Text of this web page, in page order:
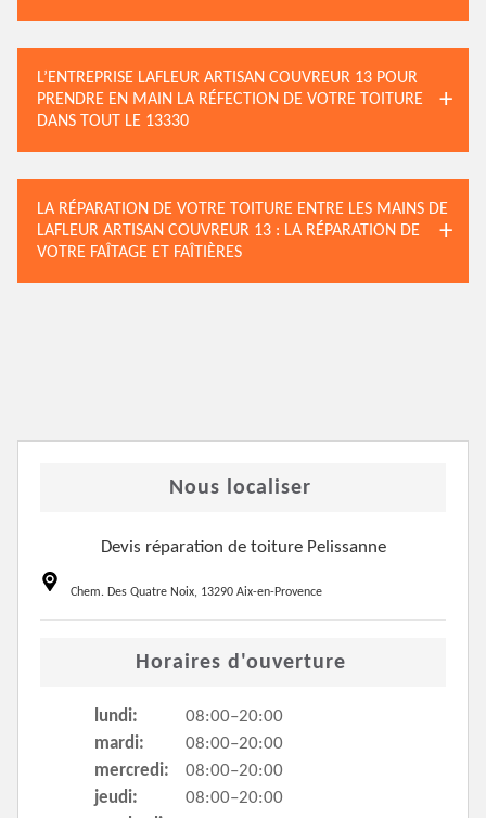
L’ENTREPRISE LAFLEUR ARTISAN COUVREUR 13 POUR
PRENDRE EN MAIN LA RÉFECTION DE VOTRE TOITURE
DANS TOUT LE 13330
LA RÉPARATION DE VOTRE TOITURE ENTRE LES MAINS DE
LAFLEUR ARTISAN COUVREUR 13 : LA RÉPARATION DE
VOTRE FAÎTAGE ET FAÎTIÈRES
Nous localiser
Devis réparation de toiture Pelissanne
Chem. Des Quatre Noix, 13290 Aix-en-Provence
Horaires d'ouverture
lundi:
08:00–20:00
mardi:
08:00–20:00
mercredi:
08:00–20:00
jeudi:
08:00–20:00